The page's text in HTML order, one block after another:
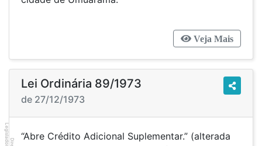
Veja Mais
Lei Ordinária 89/1973
de 27/12/1973
“Abre Crédito Adicional Suplementar.” (alterada
Legislador